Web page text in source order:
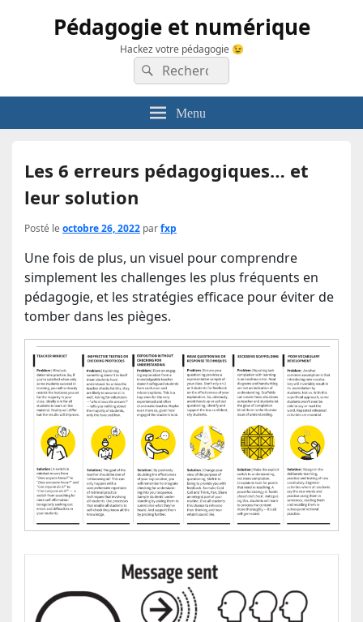
Pédagogie et numérique
Hackez votre pédagogie 😉
Recherche :
Rechercher
Menu
Les 6 erreurs pédagogiques… et
leur solution
Posté le octobre 26, 2022 parfxp
Une fois de plus, un visuel pour comprendre
simplement les challenges les plus fréquents en
pédagogie, et les stratégies efficace pour éviter de
tomber dans les pièges.